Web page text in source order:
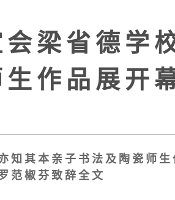
梁 省 德 学
作 品 展 开
知 其 本 亲 子 书 法 及 陶 瓷 师
范 椒 芬 致 辞 全 文